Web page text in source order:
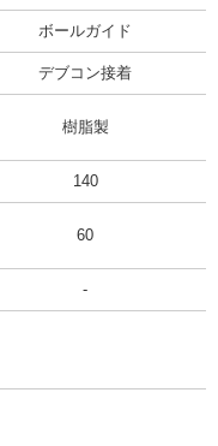
ボールガイド
デブコン接着
樹脂製
140
60
-